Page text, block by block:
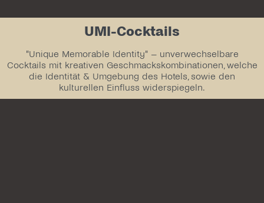
UMI-Cocktails
"Unique Memorable Identity" – unverwechselbare
Cocktails mit kreativen Geschmackskombinationen, welche
die Identität & Umgebung des Hotels, sowie den
kulturellen Einfluss widerspiegeln.